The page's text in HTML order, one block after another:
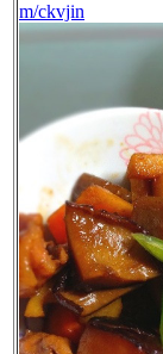
m/ckvjin